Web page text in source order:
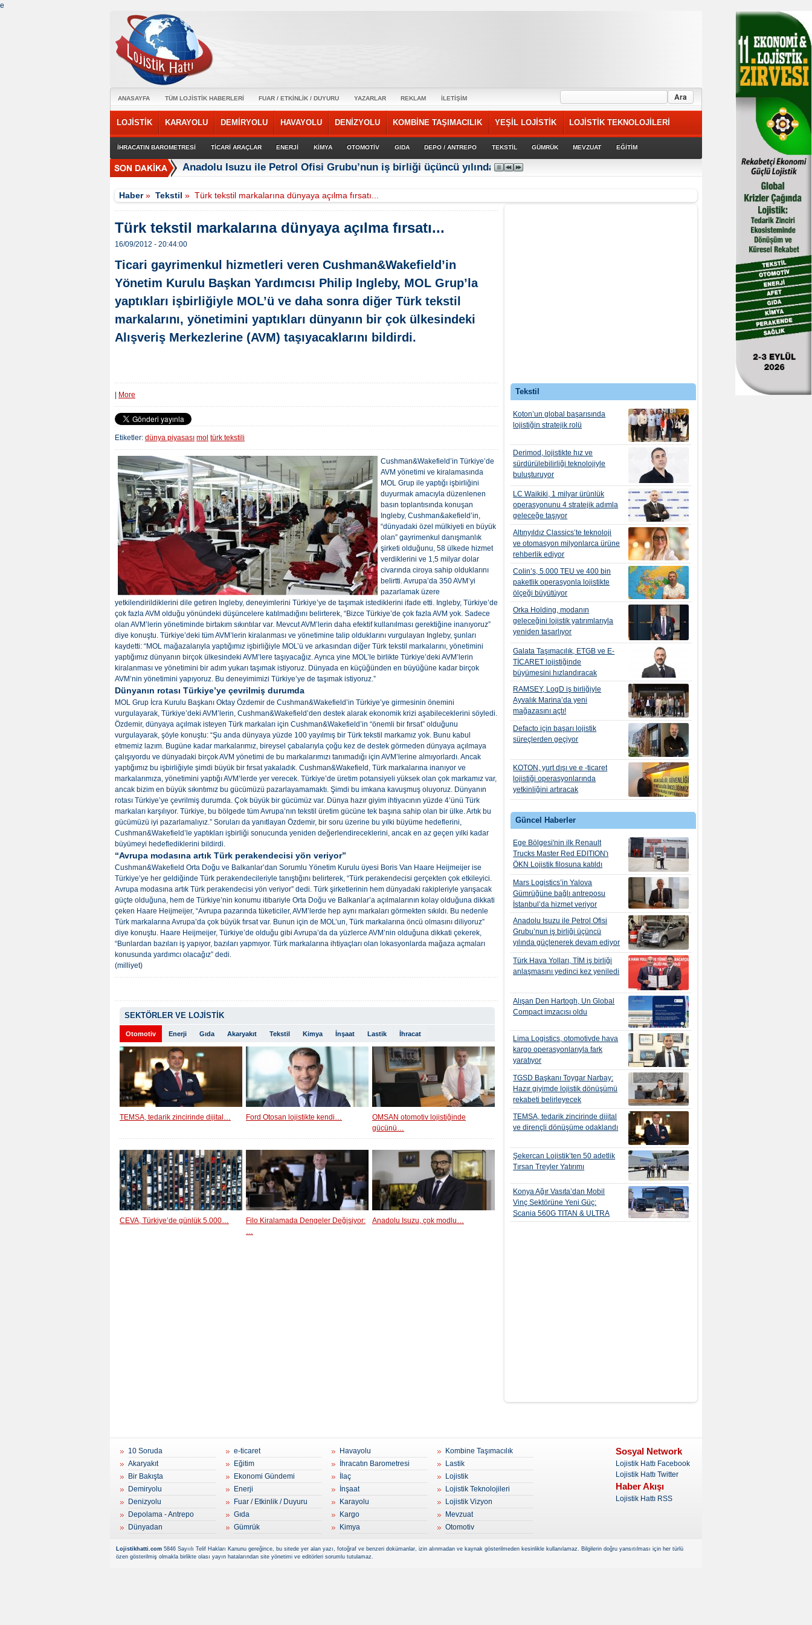
e
ANASAYFA TÜM LOJİSTİK HABERLERİ FUAR / ETKİNLİK / DUYURU YAZARLAR REKLAM İLETİŞİM
LOJİSTİK KARAYOLU DEMİRYOLU HAVAYOLU DENİZYOLU KOMBİNE TAŞIMACILIK YEŞİL LOJİSTİK LOJİSTİK TEKNOLOJİLERİ
İHRACATIN BAROMETRESİ TİCARİ ARAÇLAR ENERJİ KİMYA OTOMOTİV GIDA DEPO / ANTREPO TEKSTİL GÜMRÜK MEVZUAT EĞİTİM
Anadolu Isuzu ile Petrol Ofisi Grubu’nun iş birliği üçüncü yılında güçlenerek devam ediyor
Haber»Tekstil »Türk tekstil markalarına dünyaya açılma fırsatı...
Tekstil
Koton’un global başarısında
lojistiğin stratejik rolü
Derimod, lojistikte hız ve
sürdürülebilirliği teknolojiyle
buluşturuyor
LC Waikiki, 1 milyar ürünlük
operasyonunu 4 stratejik adımla
geleceğe taşıyor
Altınyıldız Classics’te teknoloji
ve otomasyon milyonlarca ürüne
rehberlik ediyor
Colin’s, 5.000 TEU ve 400 bin
paketlik operasyonla lojistikte
ölçeği büyütüyor
Orka Holding, modanın
geleceğini lojistik yatırımlarıyla
yeniden tasarlıyor
Galata Taşımacılık, ETGB ve E-
TİCARET lojistiğinde
büyümesini hızlandıracak
RAMSEY, LogD iş birliğiyle
Ayvalık Marina’da yeni
mağazasını açtı!
Defacto için başarı lojistik
süreçlerden geçiyor
KOTON, yurt dışı ve e -ticaret
lojistiği operasyonlarında
yetkinliğini artıracak
Güncel Haberler
Ege Bölgesi'nin ilk Renault
Trucks Master Red EDITION'ı
ÖKN Lojistik filosuna katıldı
Mars Logistics’in Yalova
Gümrüğüne bağlı antreposu
İstanbul’da hizmet veriyor
Anadolu Isuzu ile Petrol Ofisi
Grubu’nun iş birliği üçüncü
yılında güçlenerek devam ediyor
Türk Hava Yolları, TİM iş birliği
anlaşmasını yedinci kez yeniledi
Alışan Den Hartogh, Un Global
Compact imzacısı oldu
Lima Logistics, otomotivde hava
kargo operasyonlarıyla fark
yaratıyor
TGSD Başkanı Toygar Narbay:
Hazır giyimde lojistik dönüşümü
rekabeti belirleyecek
TEMSA, tedarik zincirinde dijital
ve dirençli dönüşüme odaklandı
Şekercan Lojistik’ten 50 adetlik
Tırsan Treyler Yatırımı
Konya Ağır Vasıta’dan Mobil
Vinç Sektörüne Yeni Güç:
Scania 560G TITAN & ULTRA
Türk tekstil markalarına dünyaya açılma fırsatı...
16/09/2012 - 20:44:00
Ticari gayrimenkul hizmetleri veren Cushman&Wakefield’in
Yönetim Kurulu Başkan Yardımcısı Philip Ingleby, MOL Grup’la
yaptıkları işbirliğiyle MOL’ü ve daha sonra diğer Türk tekstil
markalarını, yönetimini yaptıkları dünyanın bir çok ülkesindeki
Alışveriş Merkezlerine (AVM) taşıyacaklarını bildirdi.
More
Etiketler: dünya piyasası mol türk tekstili
Cushman&Wakefield’in Türkiye’de
AVM yönetimi ve kiralamasında
MOL Grup ile yaptığı işbirliğini
duyurmak amacıyla düzenlenen
basın toplantısında konuşan
Ingleby, Cushman&akefield’in,
“dünyadaki özel mülkiyeti en büyük
olan” gayrimenkul danışmanlık
şirketi olduğunu, 58 ülkede hizmet
verdiklerini ve 1,5 milyar dolar
civarında ciroya sahip olduklarını
belirtti. Avrupa’da 350 AVM’yi
pazarlamak üzere
yetkilendirildiklerini dile getiren Ingleby, deneyimlerini Türkiye’ye de taşımak istediklerini ifade etti. Ingleby, Türkiye’de
çok fazla AVM olduğu yönündeki düşüncelere katılmadığını belirterek, “Bizce Türkiye’de çok fazla AVM yok. Sadece
olan AVM’lerin yönetiminde birtakım sıkıntılar var. Mevcut AVM’lerin daha efektif kullanılması gerektiğine inanıyoruz”
diye konuştu. Türkiye’deki tüm AVM’lerin kiralanması ve yönetimine talip olduklarını vurgulayan Ingleby, şunları
kaydetti: “MOL mağazalarıyla yaptığımız işbirliğiyle MOL’ü ve arkasından diğer Türk tekstil markalarını, yönetimini
yaptığımız dünyanın birçok ülkesindeki AVM’lere taşıyacağız. Ayrıca yine MOL’le birlikte Türkiye’deki AVM’lerin
kiralanması ve yönetimini bir adım yukarı taşımak istiyoruz. Dünyada en küçüğünden en büyüğüne kadar birçok
AVM’nin yönetimini yapıyoruz. Bu deneyimimizi Türkiye’ye de taşımak istiyoruz.”
Dünyanın rotası Türkiye’ye çevrilmiş durumda
MOL Grup İcra Kurulu Başkanı Oktay Özdemir de Cushman&Wakefield’in Türkiye’ye girmesinin önemini
vurgulayarak, Türkiye’deki AVM’lerin, Cushman&Wakefield’den destek alarak ekonomik krizi aşabileceklerini söyledi.
Özdemir, dünyaya açılmak isteyen Türk markaları için Cushman&Wakefield’in “önemli bir fırsat” olduğunu
vurgulayarak, şöyle konuştu: “Şu anda dünyaya yüzde 100 yayılmış bir Türk tekstil markamız yok. Bunu kabul
etmemiz lazım. Bugüne kadar markalarımız, bireysel çabalarıyla çoğu kez de destek görmeden dünyaya açılmaya
çalışıyordu ve dünyadaki birçok AVM yönetimi de bu markalarımızı tanımadığı için AVM’lerine almıyorlardı. Ancak
yaptığımız bu işbirliğiyle şimdi büyük bir fırsat yakaladık. Cushman&Wakefield, Türk markalarına inanıyor ve
markalarımıza, yönetimini yaptığı AVM’lerde yer verecek. Türkiye’de üretim potansiyeli yüksek olan çok markamız var,
ancak bizim en büyük sıkıntımız bu gücümüzü pazarlayamamaktı. Şimdi bu imkana kavuşmuş oluyoruz. Dünyanın
rotası Türkiye’ye çevrilmiş durumda. Çok büyük bir gücümüz var. Dünya hazır giyim ihtiyacının yüzde 4’ünü Türk
markaları karşılıyor. Türkiye, bu bölgede tüm Avrupa’nın tekstil üretim gücüne tek başına sahip olan bir ülke. Artık bu
gücümüzü iyi pazarlamalıyız.” Soruları da yanıtlayan Özdemir, bir soru üzerine bu yılki büyüme hedeflerini,
Cushman&Wakefield’le yaptıkları işbirliği sonucunda yeniden değerlendireceklerini, ancak en az geçen yılki kadar
büyümeyi hedeflediklerini bildirdi.
“Avrupa modasına artık Türk perakendecisi yön veriyor”
Cushman&Wakefield Orta Doğu ve Balkanlar’dan Sorumlu Yönetim Kurulu üyesi Boris Van Haare Heijmeijer ise
Türkiye’ye her geldiğinde Türk perakendecileriyle tanıştığını belirterek, “Türk perakendecisi gerçekten çok etkileyici.
Avrupa modasına artık Türk perakendecisi yön veriyor” dedi. Türk şirketlerinin hem dünyadaki rakipleriyle yarışacak
güçte olduğuna, hem de Türkiye’nin konumu itibariyle Orta Doğu ve Balkanlar’a açılmalarının kolay olduğuna dikkati
çeken Haare Heijmeijer, “Avrupa pazarında tüketiciler, AVM’lerde hep aynı markaları görmekten sıkıldı. Bu nedenle
Türk markalarına Avrupa’da çok büyük fırsat var. Bunun için de MOL’un, Türk markalarına öncü olmasını diliyoruz”
diye konuştu. Haare Heijmeijer, Türkiye’de olduğu gibi Avrupa’da da yüzlerce AVM’nin olduğuna dikkati çekerek,
“Bunlardan bazıları iş yapıyor, bazıları yapmıyor. Türk markalarına ihtiyaçları olan lokasyonlarda mağaza açmaları
konusunda yardımcı olacağız” dedi.
(milliyet)
SEKTÖRLER VE LOJİSTİK
Otomotiv Enerji Gıda Akaryakıt Tekstil Kimya İnşaat Lastik İhracat
TEMSA, tedarik zincirinde dijital… Ford Otosan lojistikte kendi…
OMSAN otomotiv lojistiğinde
gücünü…
CEVA, Türkiye’de günlük 5.000…
Filo Kiralamada Dengeler Değişiyor:
…
Anadolu Isuzu, çok modlu…
10 Soruda
Akaryakıt
Bir Bakışta
Demiryolu
Denizyolu
Depolama - Antrepo
Dünyadan
e-ticaret
Eğitim
Ekonomi Gündemi
Enerji
Fuar / Etkinlik / Duyuru
Gıda
Gümrük
Havayolu
İhracatın Barometresi
İlaç
İnşaat
Karayolu
Kargo
Kimya
Kombine Taşımacılık
Lastik
Lojistik
Lojistik Teknolojileri
Lojistik Vizyon
Mevzuat
Otomotiv
Sosyal Network
Lojistik Hattı Facebook
Lojistik Hattı Twitter
Haber Akışı
Lojistik Hattı RSS
Lojistikhatti.com 5846 Sayıılı Telif Hakları Kanunu gereğince, bu sitede yer alan yazı, fotoğraf ve benzeri dokümanlar, izin alınmadan ve kaynak gösterilmeden kesinlikle kullanılamaz. Bilgilerin doğru yansıtılması için her türlü
özen gösterilmiş olmakla birlikte olası yayın hatalarından site yönetimi ve editörleri sorumlu tutulamaz.